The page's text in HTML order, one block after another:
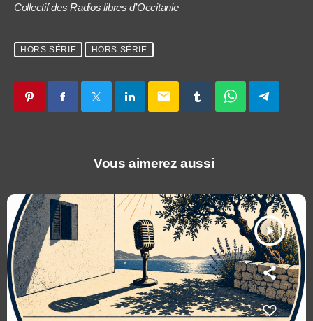
Collectif des Radios libres d’Occitanie
HORS SÉRIE HORS SÉRIE
email
Vous aimerez aussi
play_arrow